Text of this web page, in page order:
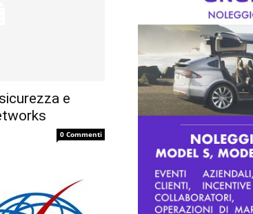
e
0 Commenti